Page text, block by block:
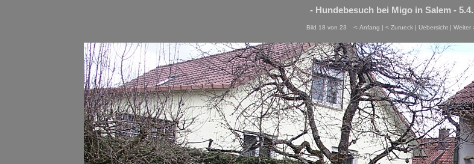
- Hundebesuch bei Migo in Salem -
Bild 18 von 23 ·< Anfang | < Zurueck | Uebersicht | Weiter